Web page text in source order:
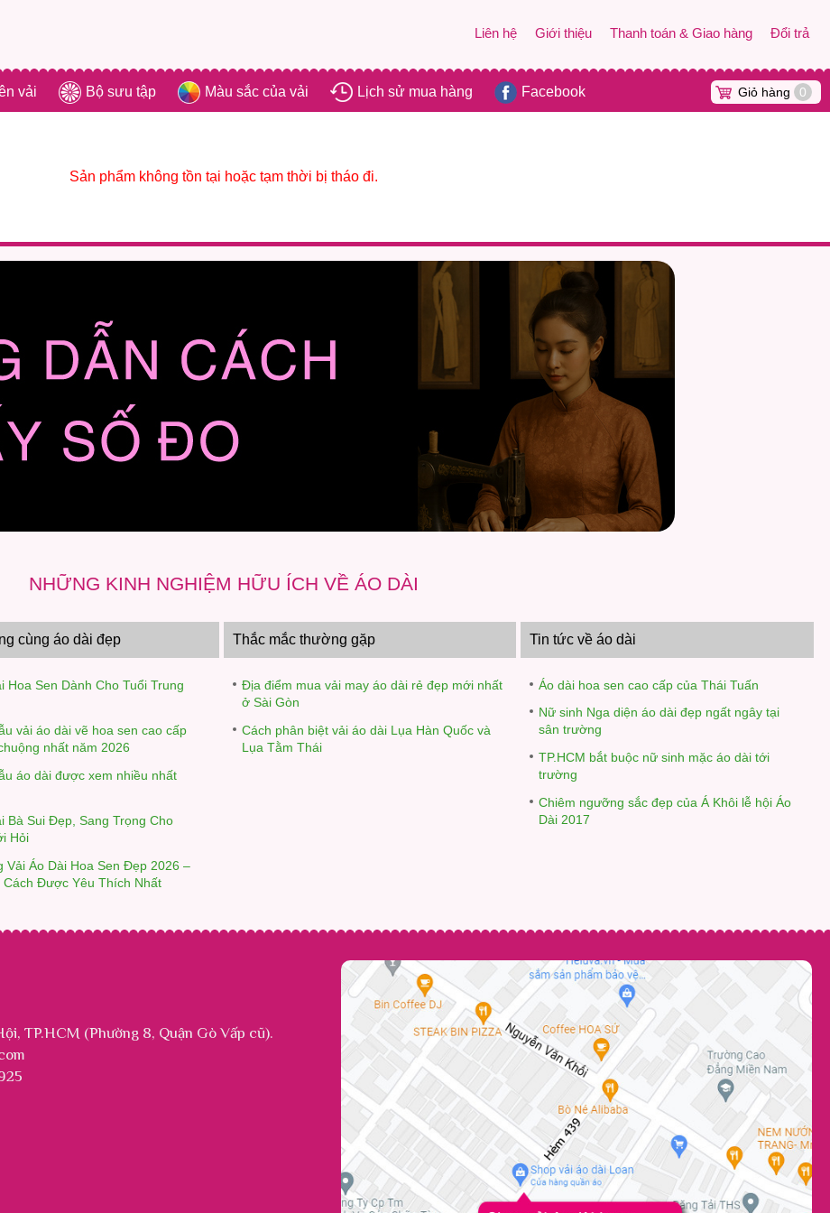
Liên hệ Giới thiệu Thanh toán & Giao hàng Đổi trả
vải Bộ sưu tập Màu sắc của vải Lịch sử mua hàng Facebook Giỏ hàng 0
Sản phẩm không tồn tại hoặc tạm thời bị tháo đi.
NHỮNG KINH NGHIỆM HỮU ÍCH VỀ ÁO DÀI
cùng áo dài đẹp
Hoa Sen Dành Cho Tuổi Trung
vải áo dài vẽ hoa sen cao cấp
nhất năm 2026
áo dài được xem nhiều nhất
Bà Sui Đẹp, Sang Trọng Cho
Hỏi
Vải Áo Dài Hoa Sen Đẹp 2026 –
Cách Được Yêu Thích Nhất
Thắc mắc thường gặp
Địa điểm mua vải may áo dài rẻ đẹp mới nhất
ở Sài Gòn
Cách phân biệt vải áo dài Lụa Hàn Quốc và
Lụa Tằm Thái
Tin tức về áo dài
Áo dài hoa sen cao cấp của Thái Tuấn
Nữ sinh Nga diện áo dài đẹp ngất ngây tại
sân trường
TP.HCM bắt buộc nữ sinh mặc áo dài tới
trường
Chiêm ngưỡng sắc đẹp của Á Khôi lễ hội Áo
Dài 2017
TP.HCM (Phường 8, Quận Gò Vấp cũ).